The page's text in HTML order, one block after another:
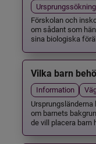
Ursprungssökning
Förskolan och
om sådant som
sina biologiska
Vilka barn
Information
om barnets
de vill placera barn